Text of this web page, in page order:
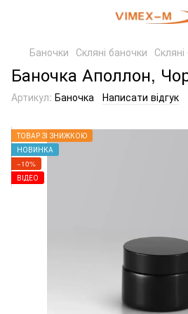
Баночки Скляні баночки
Баночка Аполлон,
Артикул: Баночка Написати відгук
ТОВАР ЗІ ЗНИЖКОЮ
НОВИНКА
−10%
ВІДЕО